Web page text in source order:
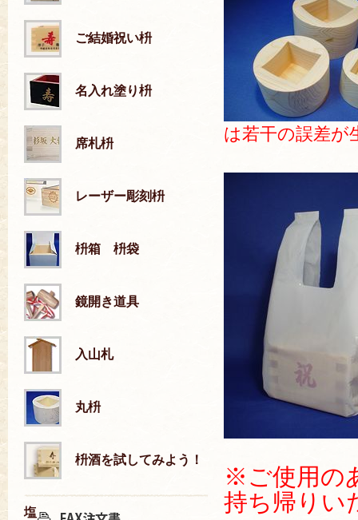
は若干の誤差が
※ご使用の
持ち帰りい
ご結婚祝い枡
名入れ塗り枡
席札枡
レーザー彫刻枡
枡箱 枡袋
鏡開き道具
入山札
丸枡
枡酒を試してみよう！
塩